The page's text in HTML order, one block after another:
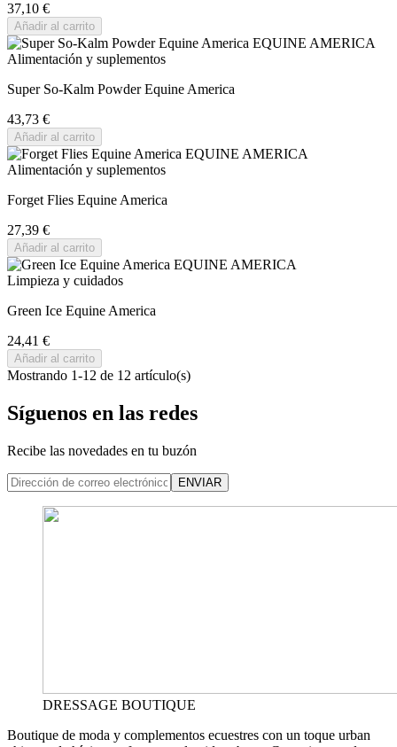
37,10 €
Añadir al carrito
Alimentación y suplementos
Super So-Kalm Powder Equine America
43,73 €
Añadir al carrito
Alimentación y suplementos
Forget Flies Equine America
27,39 €
Añadir al carrito
Limpieza y cuidados
Green Ice Equine America
24,41 €
Añadir al carrito
Mostrando 1-12 de 12 artículo(s)
Síguenos en las redes
Recibe las novedades en tu buzón
ENVIAR
DRESSAGE BOUTIQUE
Boutique de moda y complementos ecuestres con un toque urban